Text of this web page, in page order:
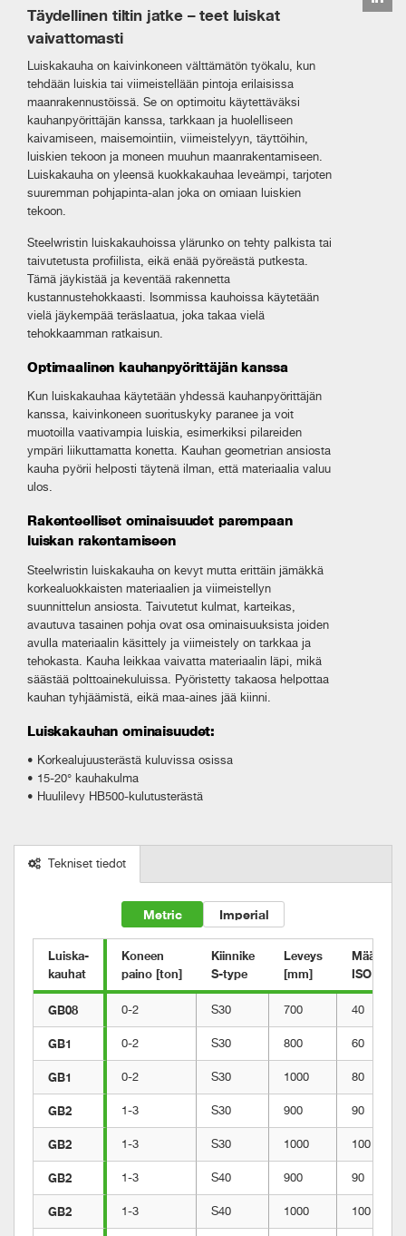
Täydellinen tiltin jatke – teet luiskat
vaivattomasti
Luiskakauha on kaivinkoneen välttämätön työkalu, kun
tehdään luiskia tai viimeistellään pintoja erilaisissa
maanrakennustöissä. Se on optimoitu käytettäväksi
kauhanpyörittäjän kanssa, tarkkaan ja huolelliseen
kaivamiseen, maisemointiin, viimeistelyyn, täyttöihin,
luiskien tekoon ja moneen muuhun maanrakentamiseen.
Luiskakauha on yleensä kuokkakauhaa leveämpi, tarjoten
suuremman pohjapinta-alan joka on omiaan luiskien
tekoon.
Steelwristin luiskakauhoissa ylärunko on tehty palkista tai
taivutetusta profiilista, eikä enää pyöreästä putkesta.
Tämä jäykistää ja keventää rakennetta
kustannustehokkaasti. Isommissa kauhoissa käytetään
vielä jäykempää teräslaatua, joka takaa vielä
tehokkaamman ratkaisun.
Optimaalinen kauhanpyörittäjän kanssa
Kun luiskakauhaa käytetään yhdessä kauhanpyörittäjän
kanssa, kaivinkoneen suorituskyky paranee ja voit
muotoilla vaativampia luiskia, esimerkiksi pilareiden
ympäri liikuttamatta konetta. Kauhan geometrian ansiosta
kauha pyörii helposti täytenä ilman, että materiaalia valuu
ulos.
Rakenteelliset ominaisuudet parempaan
luiskan rakentamiseen
Steelwristin luiskakauha on kevyt mutta erittäin jämäkkä
korkealuokkaisten materiaalien ja viimeistellyn
suunnittelun ansiosta. Taivutetut kulmat, karteikas,
avautuva tasainen pohja ovat osa ominaisuuksista joiden
avulla materiaalin käsittely ja viimeistely on tarkkaa ja
tehokasta. Kauha leikkaa vaivatta materiaalin läpi, mikä
säästää polttoainekuluissa. Pyöristetty takaosa helpottaa
kauhan tyhjäämistä, eikä maa-aines jää kiinni.
Luiskakauhan ominaisuudet:
• Korkealujuusterästä kuluvissa osissa
• 15-20° kauhakulma
• Huulilevy HB500-kulutusterästä
Tekniset tiedot
Metric Imperial
Luiska-
kauhat
Koneen
paino [ton]
Kiinnike
S-type
Leveys
[mm]
Määrä
ISO [l]
GB08 0-2 S30 700 40
GB1 0-2 S30 800 60
GB1 0-2 S30 1000 80
GB2 1-3 S30 900 90
GB2 1-3 S30 1000 100
GB2 1-3 S40 900 90
GB2 1-3 S40 1000 100